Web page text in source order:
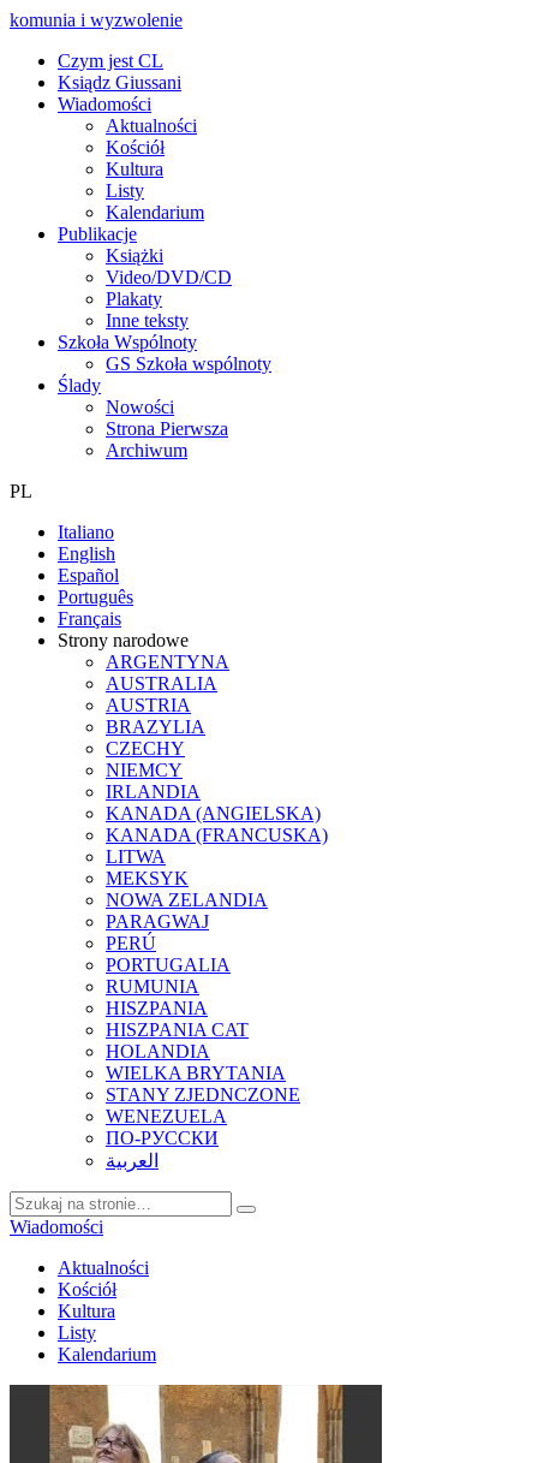
komunia i wyzwolenie
Czym jest CL
Ksiądz Giussani
Wiadomości
Aktualności
Kościół
Kultura
Listy
Kalendarium
Publikacje
Książki
Video/DVD/CD
Plakaty
Inne teksty
Szkoła Wspólnoty
GS Szkoła wspólnoty
Ślady
Nowości
Strona Pierwsza
Archiwum
PL
Italiano
English
Español
Português
Français
Strony narodowe
ARGENTYNA
AUSTRALIA
AUSTRIA
BRAZYLIA
CZECHY
NIEMCY
IRLANDIA
KANADA (ANGIELSKA)
KANADA (FRANCUSKA)
LITWA
MEKSYK
NOWA ZELANDIA
PARAGWAJ
PERÚ
PORTUGALIA
RUMUNIA
HISZPANIA
HISZPANIA CAT
HOLANDIA
WIELKA BRYTANIA
STANY ZJEDNCZONE
WENEZUELA
ПО-РУССКИ
العربية
Wiadomości
Aktualności
Kościół
Kultura
Listy
Kalendarium